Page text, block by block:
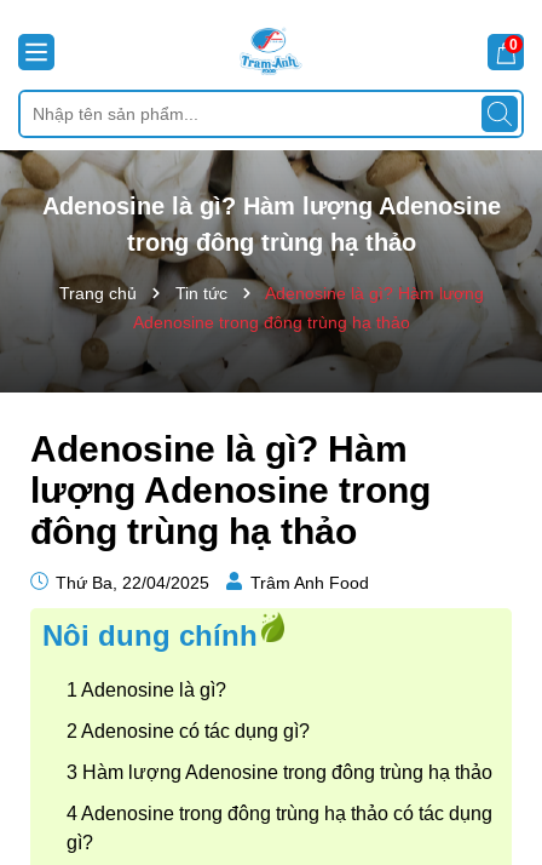
0
Adenosine là gì? Hàm lượng Adenosine
trong đông trùng hạ thảo
Trang chủ Tin tức
Adenosine là gì? Hàm lượng
Adenosine trong đông trùng hạ thảo
Adenosine là gì? Hàm
lượng Adenosine trong
đông trùng hạ thảo
Thứ Ba, 22/04/2025 Trâm Anh Food
Nôi dung chính
Adenosine là gì?
Adenosine có tác dụng gì?
Hàm lượng Adenosine trong đông trùng hạ thảo
Adenosine trong đông trùng hạ thảo có tác dụng
gì?